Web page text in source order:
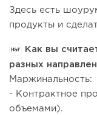
Здесь есть
продукты и
Как вы
разных
Маржинальность:
- Контрактное
объемами).